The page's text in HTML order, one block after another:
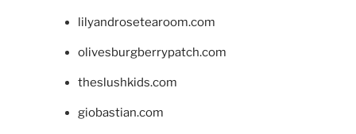
lilyandrosetearoom.com
olivesburgberrypatch.com
theslushkids.com
giobastian.com